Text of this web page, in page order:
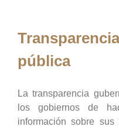
pública
La transparencia
los gobiernos de
información sobre